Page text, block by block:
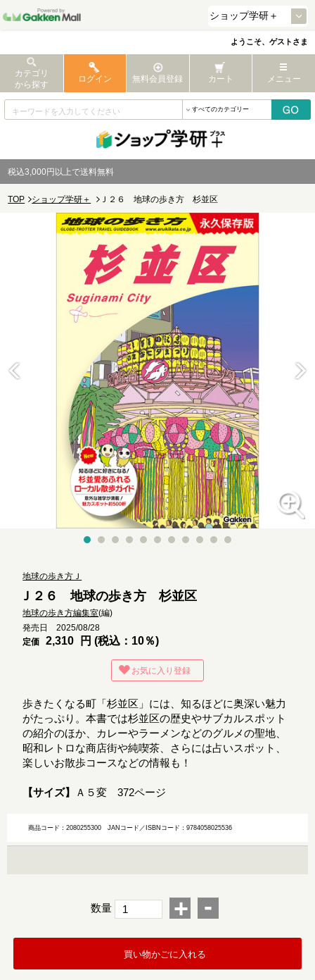
ようこそ、ゲストさま
カテゴリ
から探す
ログイン 無料会員登録 カート メニュー
税込3,000円以上で送料無料
TOP ショップ学研＋ Ｊ２６ 地球の歩き方 杉並区
地球の歩き方Ｊ
Ｊ２６ 地球の歩き方 杉並区
地球の歩き方編集室(編)
発売日 2025/08/28
定価
2,310 円 (税込：10％)
お気に入り登録
歩きたくなる町「杉並区」には、知るほどに奥深い魅力
がたっぷり。本書では杉並区の歴史やサブカルスポット
の紹介のほか、カレーやラーメンなどのグルメの聖地、
昭和レトロな商店街や純喫茶、さらには占いスポット、
楽しいお散歩コースなどの情報も！
【サイズ】 Ａ５変 372ページ
商品コード：2080255300JANコード／ISBNコード：9784058025536
数量 + -
買い物かごに入れる